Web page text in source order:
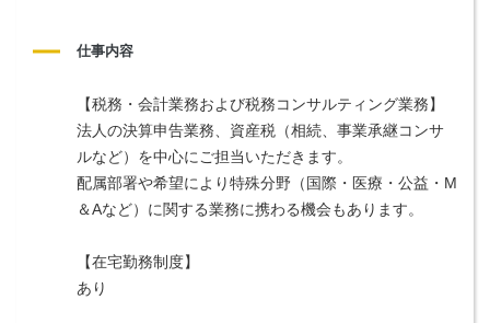
仕事内容
【税務・会計業務および税務コンサルティング業務】
法人の決算申告業務、資産税（相続、事業承継コンサ
ルなど）を中心にご担当いただきます。
配属部署や希望により特殊分野（国際・医療・公益・M
＆Aなど）に関する業務に携わる機会もあります。
【在宅勤務制度】
あり